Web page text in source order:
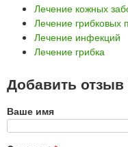
Лечение кожных
Лечение грибковых
Лечение инфекций
Лечение грибка
Добавить
Ваше имя